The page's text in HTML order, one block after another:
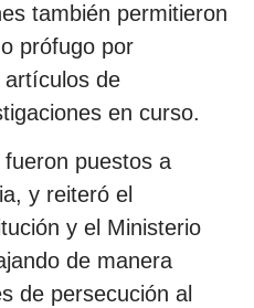
también permitieron
prófugo por
artículos de
en curso.
puestos a
y reiteró el
y el Ministerio
de manera
de persecución al